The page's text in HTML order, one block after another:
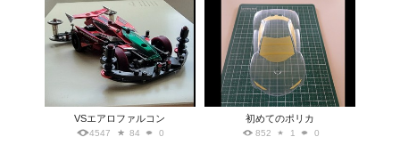
VSエアロファルコン
4547 84 0
初めてのポリカ
852 1 0